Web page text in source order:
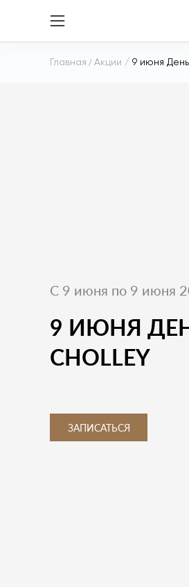
Главная / Акции / 9 июня
С 9 июня по 9 июня
9 ИЮНЯ
CHOLLEY
ЗАПИСАТЬСЯ